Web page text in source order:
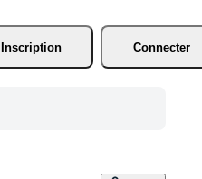
Inscription
Connecter